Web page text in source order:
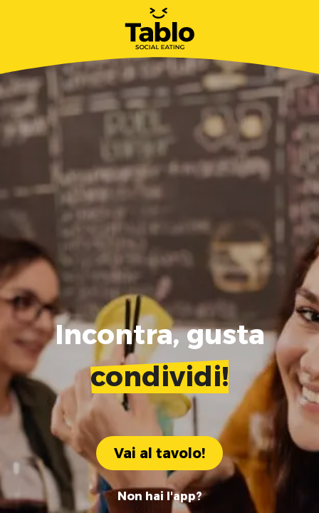
Incontra, gusta
condividi!
Vai al tavolo!
Non hai l'app?